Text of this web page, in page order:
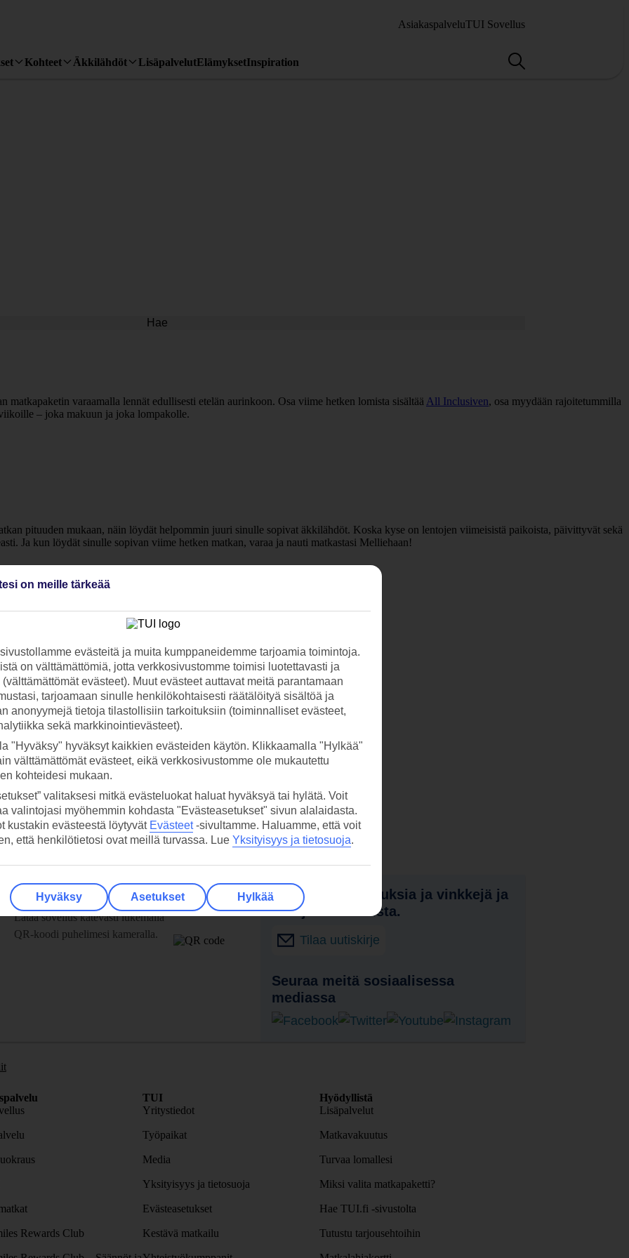
AsiakaspalveluTUI Sovellus
Kohteet Äkkilähdöt LisäpalvelutElämyksetInspiration
Hae
matkapaketin varaamalla lennät edullisesti etelän aurinkoon. Osa viime hetken lomista sisältää All Inclusiven, osa myydään rajoitetummilla
– joka makuun ja joka lompakolle.
pituuden mukaan, näin löydät helpommin juuri sinulle sopivat äkkilähdöt. Koska kyse on lentojen viimeisistä paikoista, päivittyvät sekä
Ja kun löydät sinulle sopivan viime hetken matkan, varaa ja nauti matkastasi Melliehaan!
TUI-sovellus nyt!
Lataa sovellus kätevästi lukemalla
QR-koodi puhelimesi kameralla.
Vastaanota tarjouksia ja vinkkejä ja
tietoja uutuuksista.
Tilaa uutiskirje
Seuraa meitä sosiaalisessa
mediassa
Rewards Club
TUI
Yritystiedot
Työpaikat
Media
Yksityisyys ja tietosuoja
Evästeasetukset
Kestävä matkailu
Hyödyllistä
Lisäpalvelut
Matkavakuutus
Turvaa lomallesi
Miksi valita matkapaketti?
Hae TUI.fi -sivustolta
Tutustu tarjousehtoihin
on meille tärkeää
evästeitä ja muita kumppaneidemme tarjoamia toimintoja.
on välttämättömiä, jotta verkkosivustomme toimisi luotettavasti ja
evästeet). Muut evästeet auttavat meitä parantamaan
tarjoamaan sinulle henkilökohtaisesti räätälöityä sisältöä ja
anonyymejä tietoja tilastollisiin tarkoituksiin (toiminnalliset evästeet,
sekä markkinointievästeet).
"Hyväksy" hyväksyt kaikkien evästeiden käytön. Klikkaamalla "Hylkää"
välttämättömät evästeet, eikä verkkosivustomme ole mukautettu
kohteidesi mukaan.
valitaksesi mitkä evästeluokat haluat hyväksyä tai hylätä. Voit
valintojasi myöhemmin kohdasta "Evästeasetukset" sivun alalaidasta.
kustakin evästeestä löytyvät Evästeet-sivultamme. Haluamme, että voit
että henkilötietosi ovat meillä turvassa. Lue Yksityisyys ja tietosuoja.
Hyväksy Asetukset Hylkää